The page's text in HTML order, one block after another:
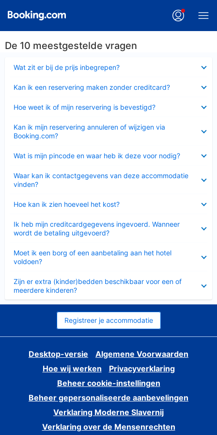
De 10 meestgestelde vragen
Wat zit er bij de prijs inbegrepen?
Kan ik een reservering maken zonder creditcard?
Hoe weet ik of mijn reservering is bevestigd?
Kan ik mijn reservering annuleren of wijzigen via
Booking.com?
Wat is mijn pincode en waar heb ik deze voor nodig?
Waar kan ik contactgegevens van deze accommodatie
vinden?
Hoe kan ik zien hoeveel het kost?
Ik heb mijn creditcardgegevens ingevoerd. Wanneer
wordt de betaling uitgevoerd?
Moet ik een borg of een aanbetaling aan het hotel
voldoen?
Zijn er extra (kinder)bedden beschikbaar voor een of
meerdere kinderen?
Registreer je accommodatie
Desktop-versie
Algemene Voorwaarden
Hoe wij werken
Privacyverklaring
Beheer cookie-instellingen
Beheer gepersonaliseerde aanbevelingen
Verklaring Moderne Slavernij
Verklaring over de Mensenrechten